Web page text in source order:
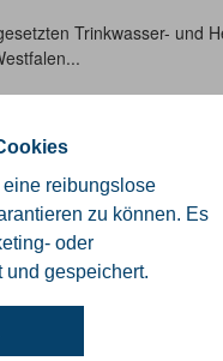
reibungslose
zu können. Es
oder
gespeichert.
Trinkwasser- und
die Anlagen der
werden die...